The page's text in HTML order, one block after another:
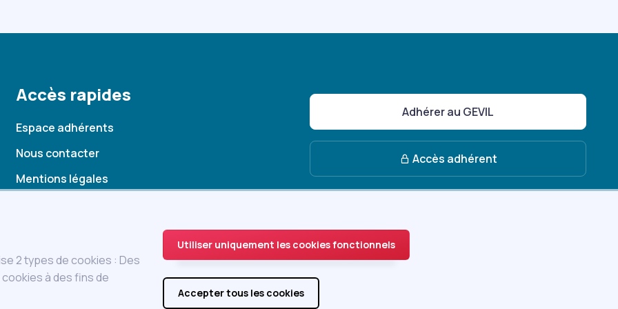
Accès rapides
Espace adhérents
Nous contacter
Mentions légales
Adhérer au GEVIL
Accès adhérent
2 types de cookies : Des
à des fins de
Utiliser uniquement les cookies fonctionnels
Accepter tous les cookies